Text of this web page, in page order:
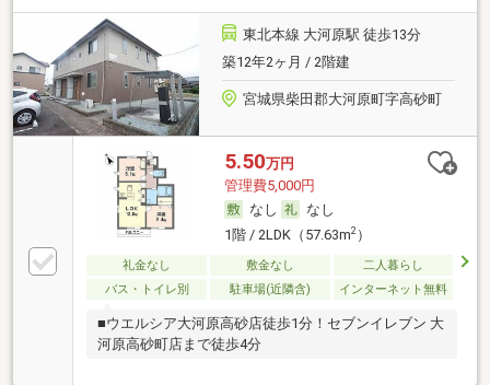
東北本線 大河原駅 徒歩13分
築12年2ヶ月 / 2階建
宮城県柴田郡大河原町字高砂町
5.50万円
管理費5,000円
なし
なし
1階 / 2LDK（57.63m2）
礼金なし 敷金なし
二人暮らし
バス・トイレ別
駐車場(近隣含) インターネット無料
■ウエルシア大河原高砂店徒歩1分！セブンイレブン 大
河原高砂町店まで徒歩4分